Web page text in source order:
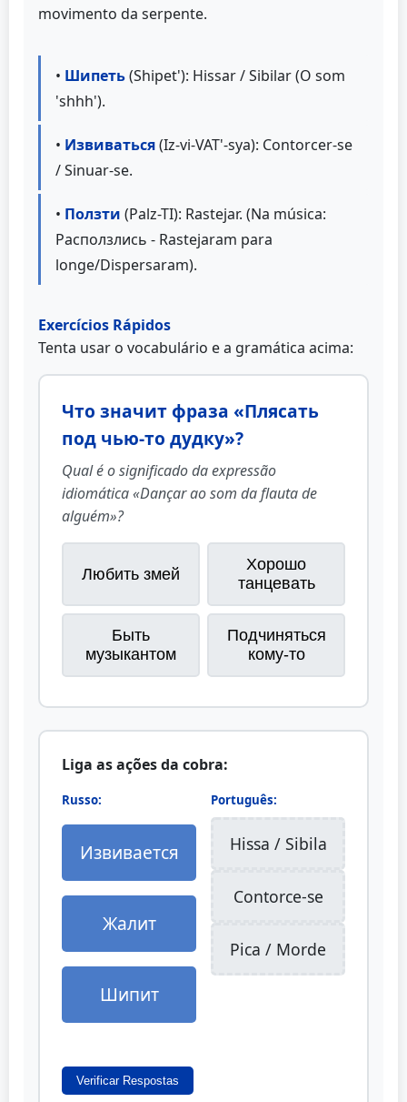
movimento da serpente.
• Шипеть(Shipet'): Hissar / Sibilar (O som
'shhh').
• Извиваться(Iz-vi-VAT'-sya): Contorcer-se
/ Sinuar-se.
• Ползти (Palz-TI): Rastejar. (Na música:
Расползлись - Rastejaram para
longe/Dispersaram).
Exercícios Rápidos
Tenta usar o vocabulário e a gramática acima:
Что значит фраза «Плясать
под чью-то дудку»?
Qual é o significado da expressão
idiomática «Dançar ao som da flauta de
alguém»?
Любить змей
Хорошо
танцевать
Быть
музыкантом
Подчиняться
кому-то
Liga as ações da cobra:
Russo:
Извивается
Жалит
Шипит
Português:
Hissa / Sibila
Contorce-se
Pica / Morde
Verificar Respostas